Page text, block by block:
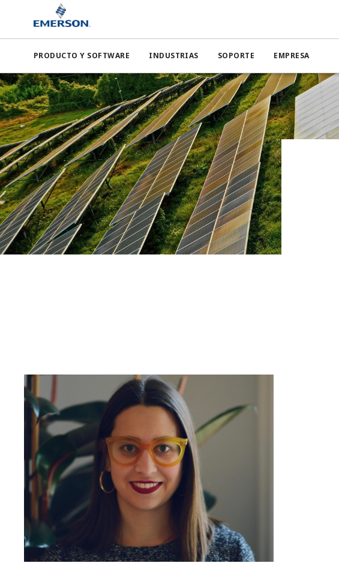
PRODUCTO Y SOFTWARE INDUSTRIAS SOPORTE EMPRESA